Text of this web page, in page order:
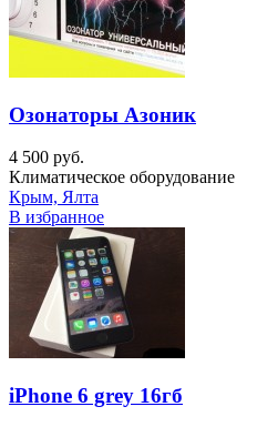
Озонаторы Азоник
4 500 руб.
Климатическое оборудование
Крым, Ялта
В избранное
iPhone 6 grey 16гб